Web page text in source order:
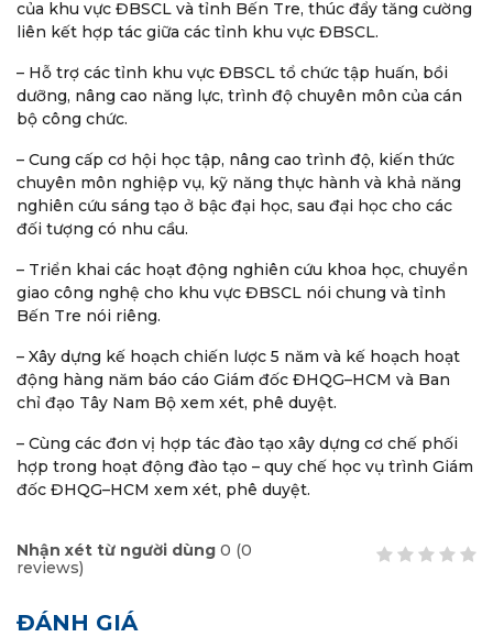
của khu vực ĐBSCL và tỉnh Bến Tre, thúc đẩy tăng cường
liên kết hợp tác giữa các tỉnh khu vực ĐBSCL.
– Hỗ trợ các tỉnh khu vực ĐBSCL tổ chức tập huấn, bồi
dưỡng, nâng cao năng lực, trình độ chuyên môn của cán
bộ công chức.
– Cung cấp cơ hội học tập, nâng cao trình độ, kiến thức
chuyên môn nghiệp vụ, kỹ năng thực hành và khả năng
nghiên cứu sáng tạo ở bậc đại học, sau đại học cho các
đối tượng có nhu cầu.
– Triển khai các hoạt động nghiên cứu khoa học, chuyển
giao công nghệ cho khu vực ĐBSCL nói chung và tỉnh
Bến Tre nói riêng.
– Xây dựng kế hoạch chiến lược 5 năm và kế hoạch hoạt
động hàng năm báo cáo Giám đốc ĐHQG–HCM và Ban
chỉ đạo Tây Nam Bộ xem xét, phê duyệt.
– Cùng các đơn vị hợp tác đào tạo xây dựng cơ chế phối
hợp trong hoạt động đào tạo – quy chế học vụ trình Giám
đốc ĐHQG–HCM xem xét, phê duyệt.
Nhận xét từ người dùng 0 (0
reviews)
ĐÁNH GIÁ